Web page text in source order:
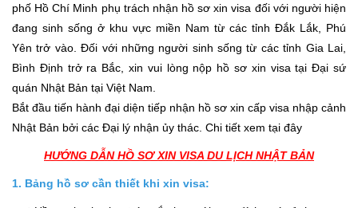
phố Hồ Chí Minh phụ trách nhận hồ sơ xin visa đối với người hiện
đang sinh sống ở khu vực miền Nam từ các tỉnh Đắk Lắk, Phú
Yên trở vào. Đối với những người sinh sống từ các tỉnh Gia Lai,
Bình Định trở ra Bắc, xin vui lòng nộp hồ sơ xin visa tại Đại sứ
quán Nhật Bản tại Việt Nam.
Bắt đầu tiến hành đại diện tiếp nhận hồ sơ xin cấp visa nhập cảnh
Nhật Bản bởi các Đại lý nhận ủy thác. Chi tiết xem tại đây
HƯỚNG DẪN HỒ SƠ XIN VISA DU LỊCH NHẬT BẢN
1. Bảng hồ sơ cần thiết khi xin visa: